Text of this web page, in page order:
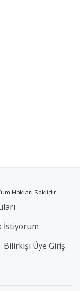
Haklari Saklidir.
İstiyorum
Bilirkişi Üye Giriş